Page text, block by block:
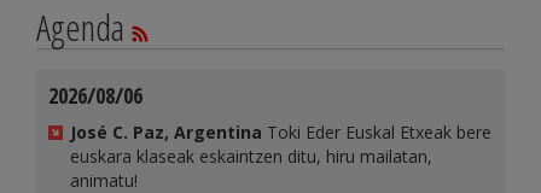
Agenda
2026/08/06
José C. Paz, Argentina Toki Eder Euskal Etxeak bere
euskara klaseak eskaintzen ditu, hiru mailatan,
animatu!